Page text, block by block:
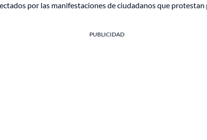
por las manifestaciones de ciudadanos que
PUBLICIDAD